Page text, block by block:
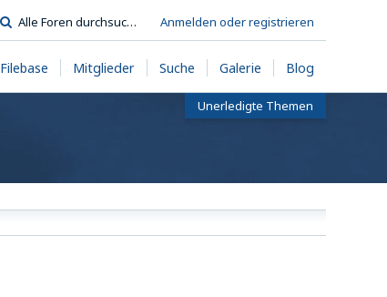
Anmelden oder registrieren
Unerledigte Themen
Filebase Mitglieder Suche Galerie Blog